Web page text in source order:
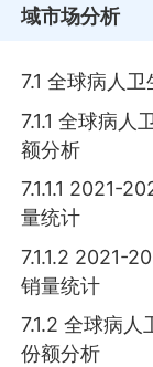
域市场分析
7.1 全球病人
7.1.1 全球病人
额分析
7.1.1.1 2021-
量统计
7.1.1.2 2021-
销量统计
7.1.2 全球病
份额分析